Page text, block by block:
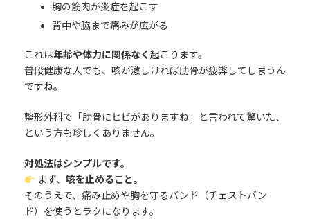
胸の筋肉が炎症を起こす
背中や脇まで痛みが広がる
これは年齢や体力に関係なく起こります。
普段健康な人でも、咳が激しければ肋骨が疲弊してしまうん
ですね。
整形外科で「肋骨にヒビがありますね」と言われて驚いた、
という方も珍しくありません。
対処法はシンプルです。
まず、 咳を止めること。
そのうえで、痛み止めや胸を守るバンド（チェストバン
ド）を使うとラクになります。